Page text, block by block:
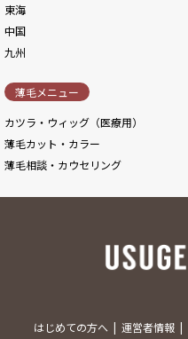
東海
中国
九州
薄毛メニュー
カツラ・ウィッグ（医療用）
薄毛カット・カラー
薄毛相談・カウセリング
はじめての方へ 運営者情報